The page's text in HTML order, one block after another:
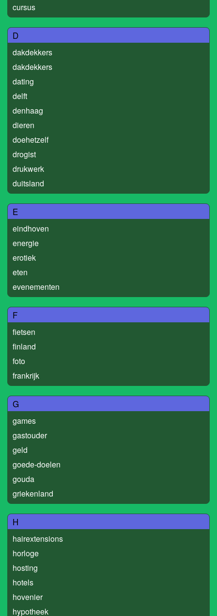
cursus
D
dakdekkers
dakdekkers
dating
delft
denhaag
dieren
doehetzelf
drogist
drukwerk
duitsland
E
eindhoven
energie
erotiek
eten
evenementen
F
fietsen
finland
foto
frankrijk
G
games
gastouder
geld
goede-doelen
gouda
griekenland
H
hairextensions
horloge
hosting
hotels
hovenier
hypotheek